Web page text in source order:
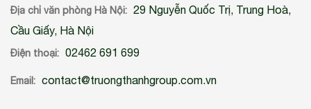
Địa chỉ văn phòng Hà Nội: 29 Nguyễn Quốc Trị, Trung Hoà,
Cầu Giấy, Hà Nội
Điện thoại: 02462 691 699
Email: contact@truongthanhgroup.com.vn